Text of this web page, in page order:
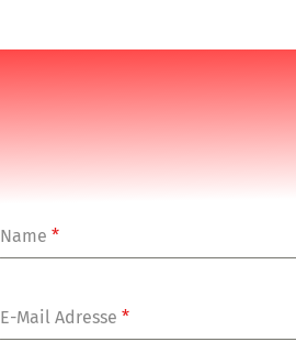
Name*
E-Mail Adresse*